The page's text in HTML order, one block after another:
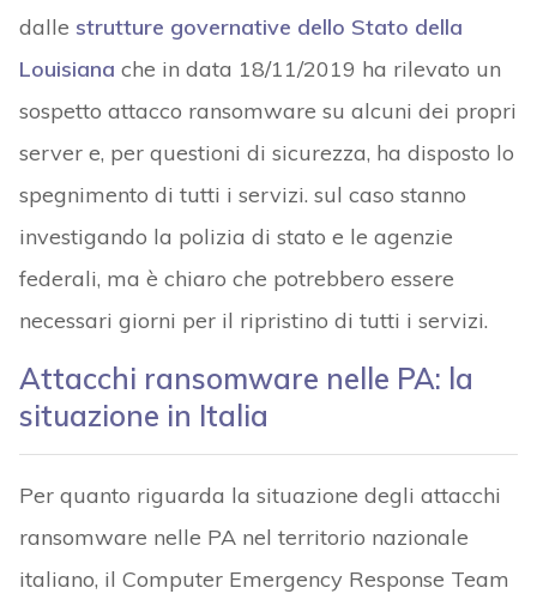
dalle strutture governative dello Stato della
Louisiana che in data 18/11/2019 ha rilevato un
sospetto attacco ransomware su alcuni dei propri
server e, per questioni di sicurezza, ha disposto lo
spegnimento di tutti i servizi. sul caso stanno
investigando la polizia di stato e le agenzie
federali, ma è chiaro che potrebbero essere
necessari giorni per il ripristino di tutti i servizi.
Attacchi ransomware nelle PA: la
situazione in Italia
Per quanto riguarda la situazione degli attacchi
ransomware nelle PA nel territorio nazionale
italiano, il Computer Emergency Response Team